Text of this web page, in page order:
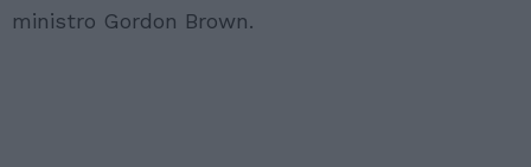
ministro Gordon Brown.